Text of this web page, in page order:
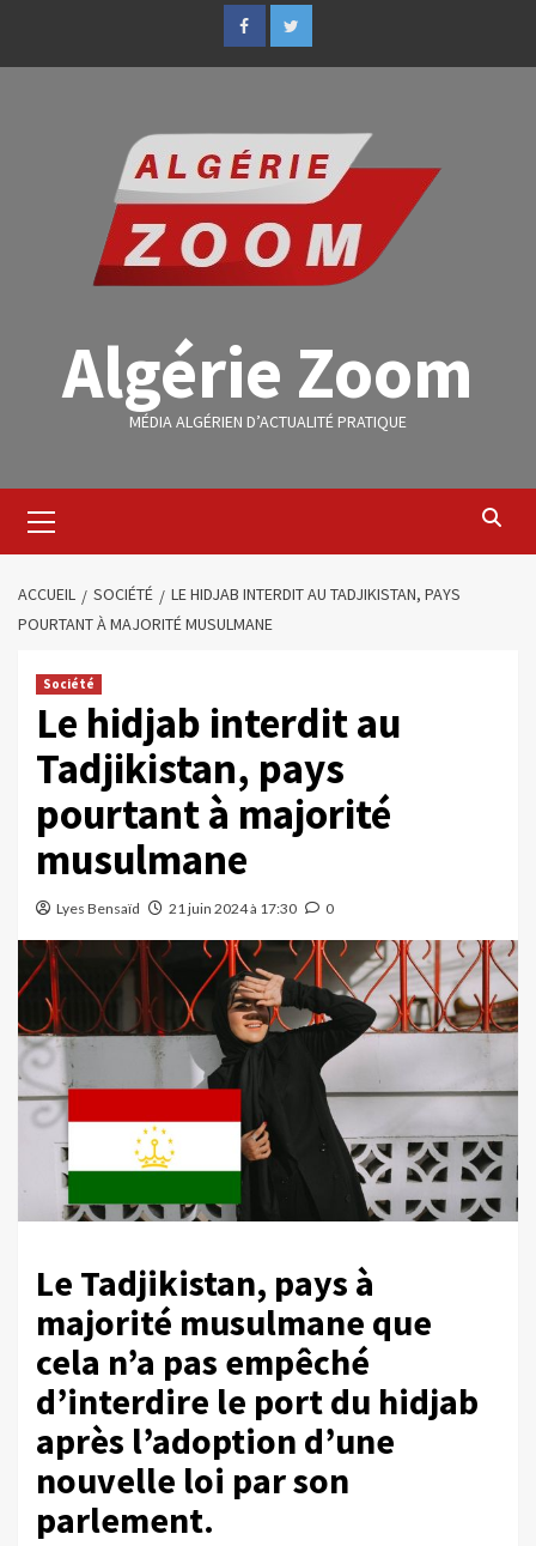
Algérie Zoom
MÉDIA ALGÉRIEN D’ACTUALITÉ PRATIQUE
ACCUEIL SOCIÉTÉ
LE HIDJAB INTERDIT AU TADJIKISTAN, PAYS
POURTANT À MAJORITÉ MUSULMANE
Société
Le hidjab interdit au
Tadjikistan, pays
pourtant à majorité
musulmane
Lyes Bensaïd 21 juin 2024 à 17:30 0
Le Tadjikistan, pays à
majorité musulmane que
cela n’a pas empêché
d’interdire le port du hidjab
après l’adoption d’une
nouvelle loi par son
parlement.